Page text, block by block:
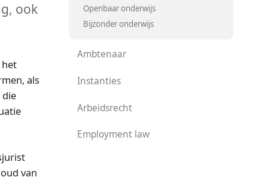
ook
als
van
Openbaar onderwijs
Bijzonder onderwijs
Ambtenaar
Instanties
Arbeidsrecht
Employment law